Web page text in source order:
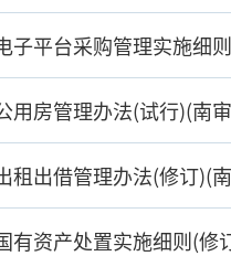
子平台采购管理实施细
用房管理办法(试行)(南
租出借管理办法(修订)(
有资产处置实施细则(修